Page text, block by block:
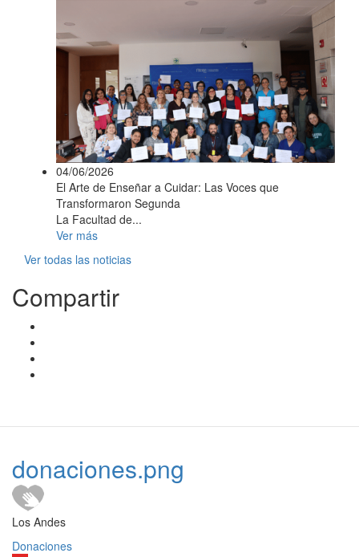
04/06/2026
El Arte de Enseñar a Cuidar: Las Voces que
Transformaron Segunda
La Facultad de...
Ver más
Ver todas las noticias
Compartir
donaciones.png
Los Andes
Donaciones